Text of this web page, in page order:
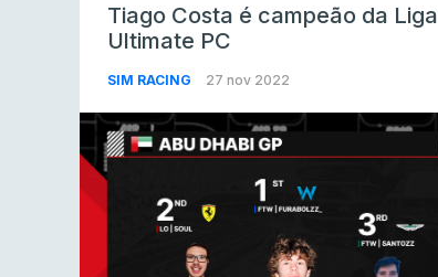
Tiago Costa é campeão da Liga
Ultimate PC
SIM RACING 27 nov 2022